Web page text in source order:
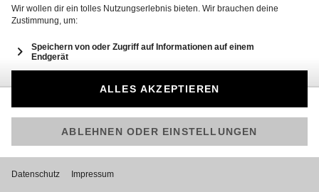
Barrierefreiheit